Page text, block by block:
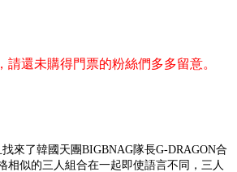
還未購得門票的粉絲們多多留意。
來了韓國天團BIGBNAG隊長G-DRAGON合
相似的三人組合在一起即使語言不同，三人